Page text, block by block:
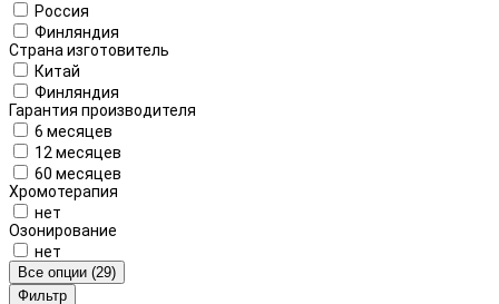
Россия
Финляндия
Страна изготовитель
Китай
Финляндия
Гарантия производителя
6 месяцев
12 месяцев
60 месяцев
Хромотерапия
нет
Озонирование
нет
Все опции (29)
Фильтр